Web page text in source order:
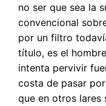
no ser que sea la
convencional
por un filtro
título, es el
intenta pervivir
costa de pasar
que en otros lares